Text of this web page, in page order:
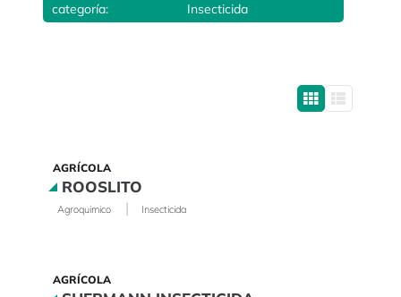
categoría:
Insecticida
AGRÍCOLA
ROOSLITO
Agroquimico | Insecticida
AGRÍCOLA